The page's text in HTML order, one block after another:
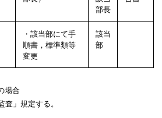
部長
・該当部にて手
順書，標準類等
変更
該当
部
場合
」規定する。